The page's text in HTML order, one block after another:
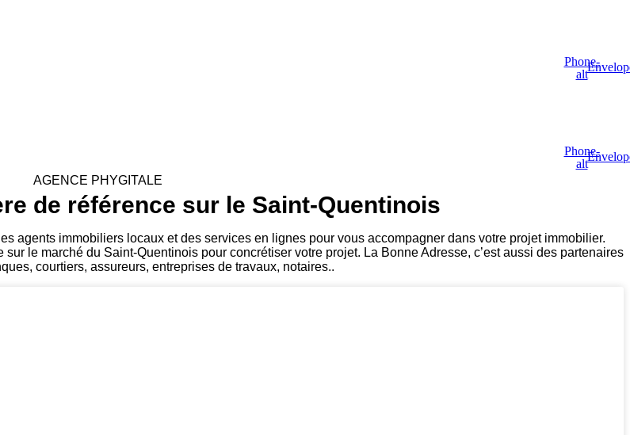
Phone-
alt
Phone-
alt
AGENCE PHYGITALE
de référence sur le Saint-Quentinois
agents immobiliers locaux et des services en lignes pour vous accompagner dans votre projet immobilier.
le marché du Saint-Quentinois pour concrétiser votre projet. La Bonne Adresse, c’est aussi des partenaires
courtiers, assureurs, entreprises de travaux, notaires..